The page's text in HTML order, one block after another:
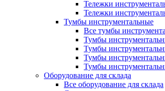
Тележки
Тележки
Тумбы инструментальные
Все тумбы
Тумбы
Тумбы
Тумбы
Тумбы
Оборудование для склада
Все оборудование для склада